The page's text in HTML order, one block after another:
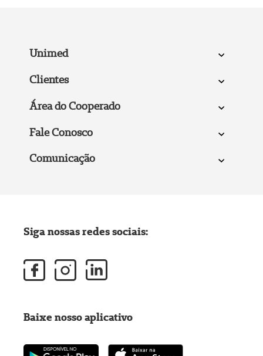
Unimed
Clientes
Área do Cooperado
Fale Conosco
Comunicação
Siga nossas redes sociais:
Baixe nosso aplicativo